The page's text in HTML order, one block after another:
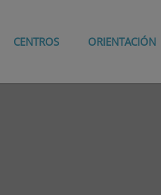
CENTROS ORIENTACIÓN